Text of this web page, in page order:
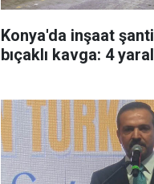
Konya'da inşaat
bıçaklı kavga: 4